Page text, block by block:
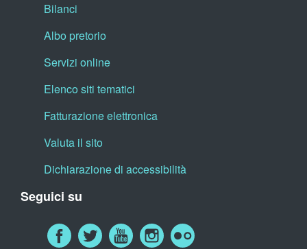
Bilanci
Albo pretorio
Servizi online
Elenco siti tematici
Fatturazione elettronica
Valuta il sito
Dichiarazione di accessibilità
Seguici su